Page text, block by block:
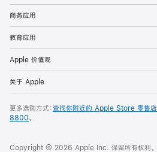
商务应用
教育应用
Apple 价值观
关于 Apple
更多选购方式：查找你附近的 Apple Store 零售店
8800。
Copyright © 2026 Apple Inc. 保留所有权利。